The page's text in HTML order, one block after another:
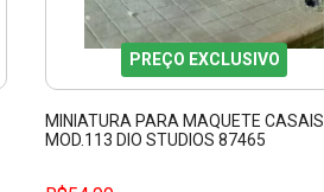
PREÇO EXCLUSIVO
MINIATURA PARA MAQUETE CASAIS
MOD.113 DIO STUDIOS 87465